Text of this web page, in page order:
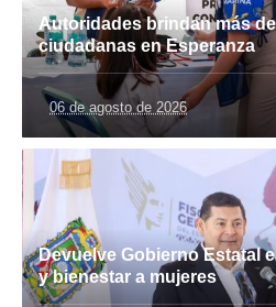
Autoridades brindan más
ciudadanas en Esperanza
06 de agosto de 2026
Devuelve Gobierno Estatal
y bienestar a mujeres